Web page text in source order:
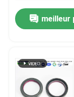
meilleur